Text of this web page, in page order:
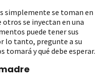
simplemente se toman en
se inyectan en una
puede tener sus
lo tanto, pregunte a su
tomará y qué debe esperar.